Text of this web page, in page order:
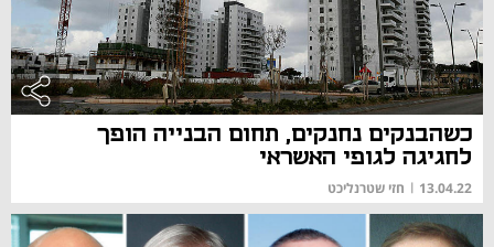
כשהבנקים נחנקים, תחום הבנייה הופך
לחגיגה לגופי האשראי
13.04.22
| חזי שטרנליכט